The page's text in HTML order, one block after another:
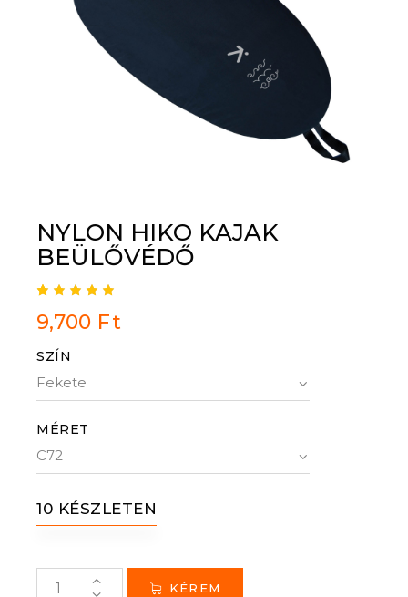
NYLON HIKO KAJAK
BEÜLŐVÉDŐ
és5.00
az 5-
ből,
értékel
alapján
9,700 Ft
SZÍN
MÉRET
10 KÉSZLETEN
KÉREM